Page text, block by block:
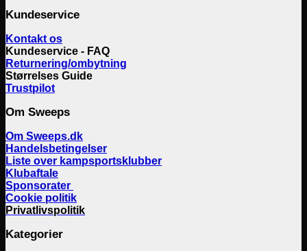
Kundeservice
Kontakt os
Kundeservice - FAQ
Returnering/ombytning
Størrelses Guide
Trustpilot
Om Sweeps
Om Sweeps.dk
Handelsbetingelser
Liste over kampsportsklubber
Klubaftale
Sponsorater
Cookie politik
Privatlivspolitik
Kategorier